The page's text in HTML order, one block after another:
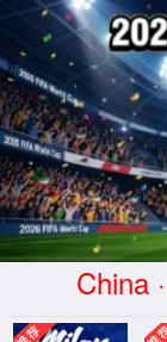
金沙
Official
WTS-
出现该页面
1.你的请求是黑
2.你的请求合法